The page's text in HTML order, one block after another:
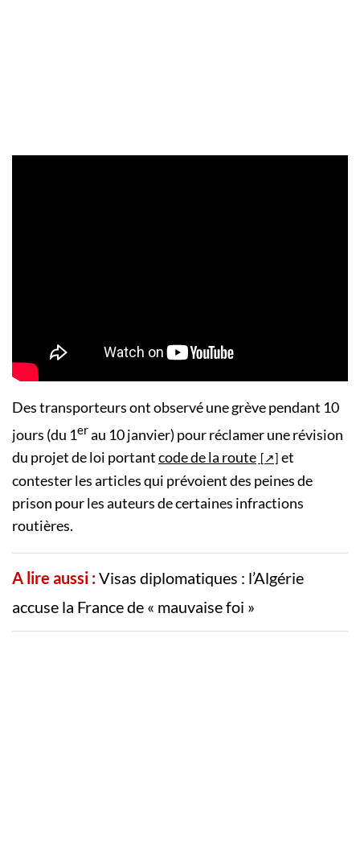
Des transporteurs ont observé une grève pendant 10
jours (du 1erau 10 janvier) pour réclamer une révision
du projet de loi portantcode de la route
et
contester les articles qui prévoient des peines de
prison pour les auteurs de certaines infractions
routières.
A lire aussi :Visas diplomatiques : l’Algérie
accuse la France de « mauvaise foi »